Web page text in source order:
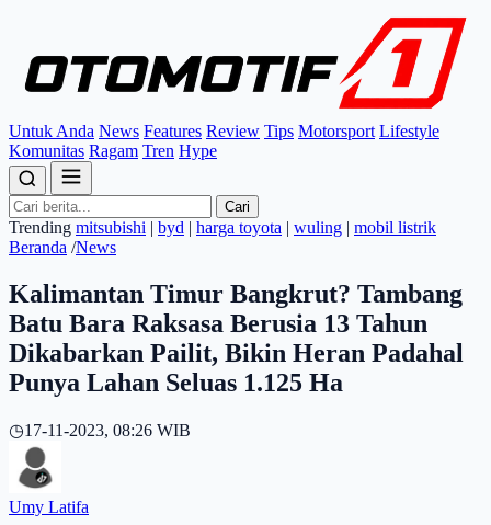
Untuk Anda News Features Review Tips Motorsport Lifestyle
Komunitas Ragam Tren Hype
Cari
Trending mitsubishi | byd | harga toyota | wuling | mobil listrik
Beranda /News
Kalimantan Timur Bangkrut? Tambang
Batu Bara Raksasa Berusia 13 Tahun
Dikabarkan Pailit, Bikin Heran Padahal
Punya Lahan Seluas 1.125 Ha
◷17-11-2023, 08:26 WIB
Umy Latifa